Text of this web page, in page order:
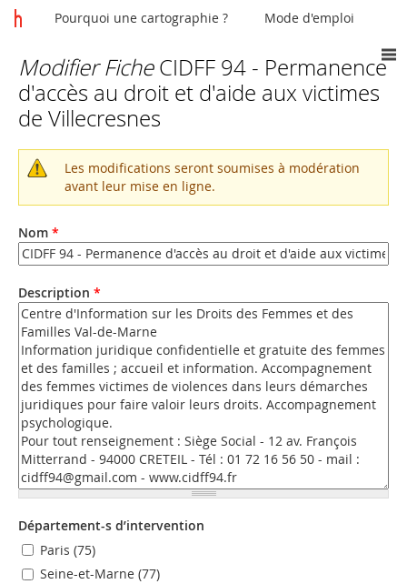
Vous
êtes
ici
Modifier FicheCIDFF 94 - Permanence
d'accès au droit et d'aide aux victimes
de Villecresnes
Message
d'avertissement
Les modifications seront soumises à modération
avant leur mise en ligne.
Nom *
Description *
Département-s d’intervention
Paris (75)
Seine-et-Marne (77)
Pourquoi une cartographie ? Mode d'emploi